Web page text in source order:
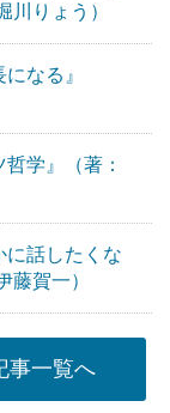
川りょう）
なる』
学』（著：
に話したくな
賀一）
事一覧へ